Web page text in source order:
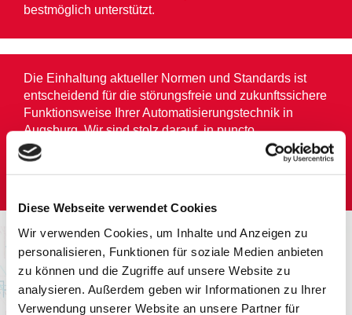
Diese Webseite verwendet Cookies
Wir verwenden Cookies, um Inhalte und Anzeigen zu
personalisieren, Funktionen für soziale Medien anbieten
zu können und die Zugriffe auf unsere Website zu
analysieren. Außerdem geben wir Informationen zu Ihrer
Verwendung unserer Website an unsere Partner für
bestmöglich unterstützt.
Die Einhaltung aktueller Normen und Standards ist
entscheidend für die störungsfreie und zukunftssichere
Funktionsweise Ihrer Automatisierungstechnik in
Augsburg. Wir sind stolz darauf, in puncto
Branchenstandards eine führende Rolle einzunehmen
– ein weiteres herausragendes Merkmal der tesaro